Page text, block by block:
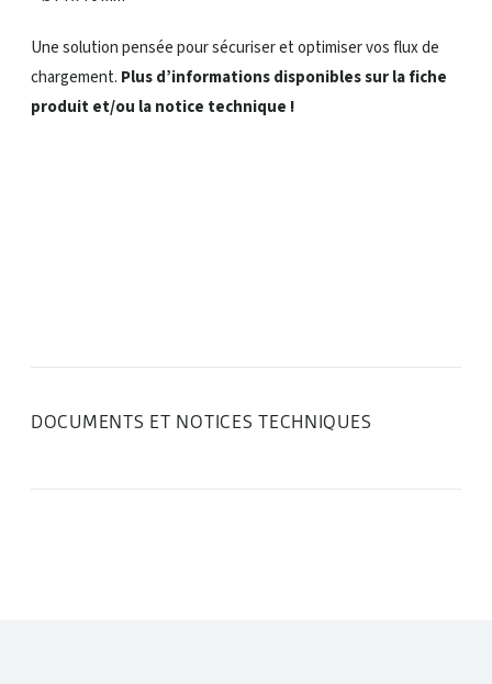
Une solution pensée pour sécuriser et optimiser vos flux de
chargement. Plus d’informations disponibles sur la fiche
produit et/ou la notice technique !
DOCUMENTS ET NOTICES TECHNIQUES